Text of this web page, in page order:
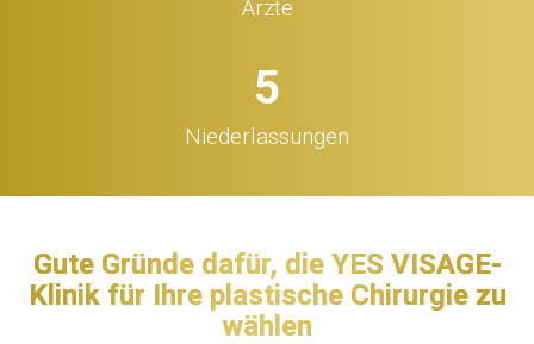
Ärzte
5
Niederlassungen
Gute Gründe dafür, die YES VISAGE-
Klinik für Ihre plastische Chirurgie zu
wählen